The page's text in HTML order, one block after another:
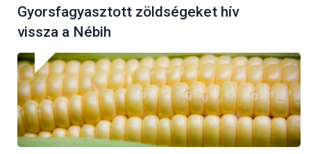
Gyorsfagyasztott zöldségeket hív
vissza a Nébih